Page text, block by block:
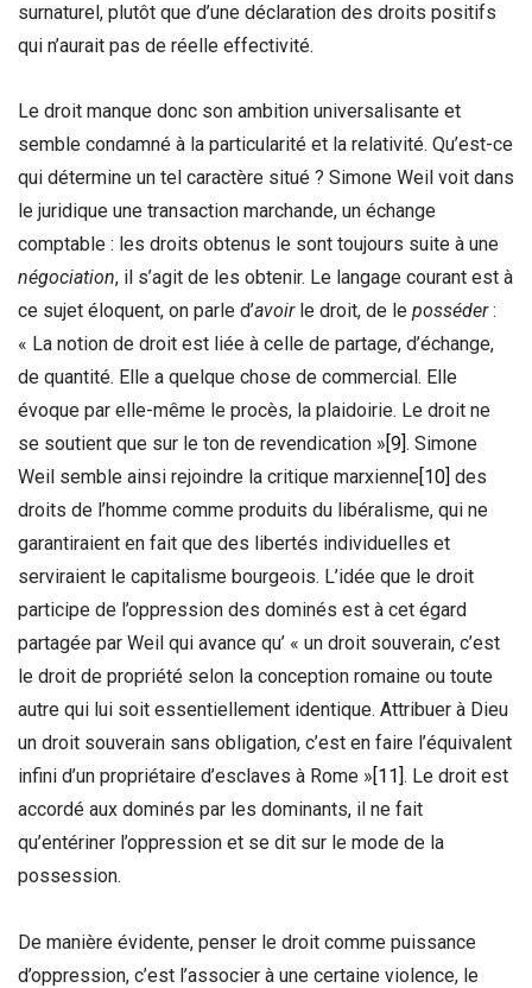
surnaturel, plutôt que d’une déclaration des droits positifs
qui n’aurait pas de réelle effectivité.
Le droit manque donc son ambition universalisante et
semble condamné à la particularité et la relativité. Qu’est-ce
qui détermine un tel caractère situé ? Simone Weil voit dans
le juridique une transaction marchande, un échange
comptable : les droits obtenus le sont toujours suite à une
négociation, il s’agit de les obtenir. Le langage courant est à
ce sujet éloquent, on parle d’avoir le droit, de le posséder:
« La notion de droit est liée à celle de partage, d’échange,
de quantité. Elle a quelque chose de commercial. Elle
évoque par elle-même le procès, la plaidoirie. Le droit ne
se soutient que sur le ton de revendication » [9] . Simone
Weil semble ainsi rejoindre la critique marxienne [10] des
droits de l’homme comme produits du libéralisme, qui ne
garantiraient en fait que des libertés individuelles et
serviraient le capitalisme bourgeois. L’idée que le droit
participe de l’oppression des dominés est à cet égard
partagée par Weil qui avance qu’ « un droit souverain, c’est
le droit de propriété selon la conception romaine ou toute
autre qui lui soit essentiellement identique. Attribuer à Dieu
un droit souverain sans obligation, c’est en faire l’équivalent
infini d’un propriétaire d’esclaves à Rome » [11] . Le droit est
accordé aux dominés par les dominants, il ne fait
qu’entériner l’oppression et se dit sur le mode de la
possession.
De manière évidente, penser le droit comme puissance
d’oppression, c’est l’associer à une certaine violence, le